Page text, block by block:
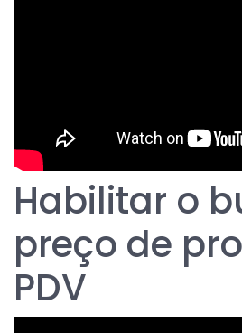
Habilitar o
preço de
PDV